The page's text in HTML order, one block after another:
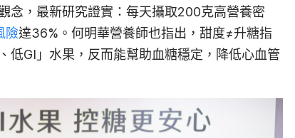
念， 最新研究證實：每天攝取200克高營養密
險達36% 。 何明華營養師也指出，甜度≠升糖指
低GI」水果，反而能幫助血糖穩定，降低心血管